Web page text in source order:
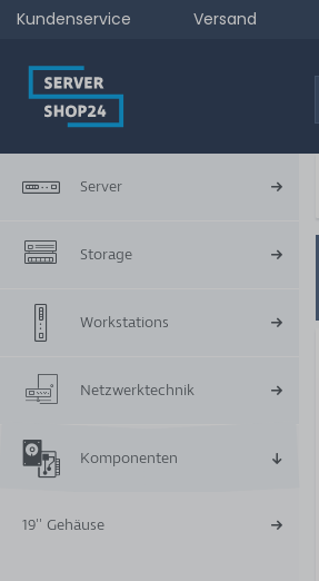
Kundenservice Versand
Server
Storage
Workstations
Netzwerktechnik
Komponenten
19'' Gehäuse